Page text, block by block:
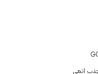
اتمی